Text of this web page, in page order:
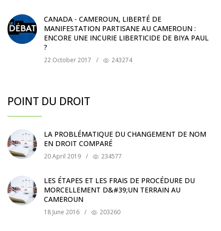
CANADA - CAMEROUN, LIBERTÉ DE
MANIFESTATION PARTISANE AU CAMEROUN :
ENCORE UNE INCURIE LIBERTICIDE DE BIYA PAUL
?
22 October 2017 / 243274
POINT DU DROIT
LA PROBLÉMATIQUE DU CHANGEMENT DE NOM
EN DROIT COMPARÉ
20 April 2019 / 234577
LES ÉTAPES ET LES FRAIS DE PROCÉDURE DU
MORCELLEMENT D&#39;UN TERRAIN AU
CAMEROUN
18 June 2016 / 203260